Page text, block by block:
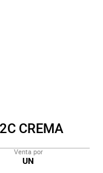
CREMA
Venta por
UN